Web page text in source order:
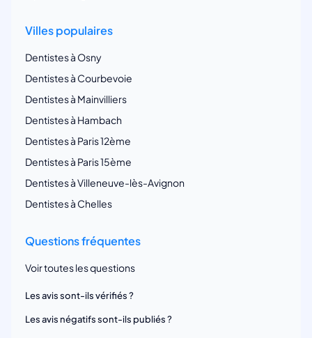
Villes populaires
Dentistes à Osny
Dentistes à Courbevoie
Dentistes à Mainvilliers
Dentistes à Hambach
Dentistes à Paris 12ème
Dentistes à Paris 15ème
Dentistes à Villeneuve-lès-Avignon
Dentistes à Chelles
Questions fréquentes
Voir toutes les questions
Les avis sont-ils vérifiés ?
Les avis négatifs sont-ils publiés ?